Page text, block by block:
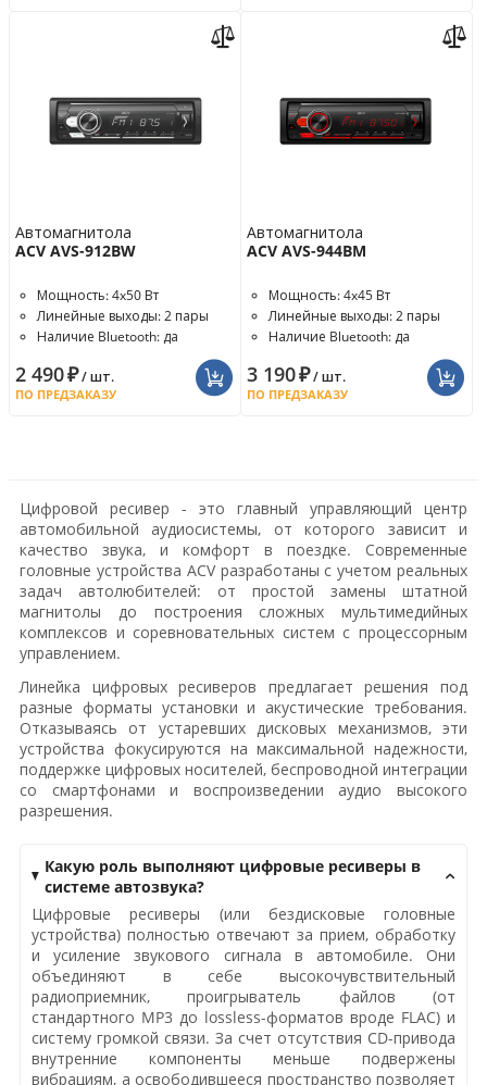
Автомагнитола
ACV AVS-912BW
Мощность: 4x50 Вт
Линейные выходы: 2 пары
Наличие Bluetooth: да
2 490₽/ шт.
ПО ПРЕДЗАКАЗУ
Автомагнитола
ACV AVS-944BM
Мощность: 4x45 Вт
Линейные выходы: 2 пары
Наличие Bluetooth: да
3 190₽/ шт.
ПО ПРЕДЗАКАЗУ
Цифровой ресивер - это главный управляющий центр
автомобильной аудиосистемы, от которого зависит и
качество звука, и комфорт в поездке. Современные
головные устройства ACV разработаны с учетом реальных
задач автолюбителей: от простой замены штатной
магнитолы до построения сложных мультимедийных
комплексов и соревновательных систем с процессорным
управлением.
Линейка цифровых ресиверов предлагает решения под
разные форматы установки и акустические требования.
Отказываясь от устаревших дисковых механизмов, эти
устройства фокусируются на максимальной надежности,
поддержке цифровых носителей, беспроводной интеграции
со смартфонами и воспроизведении аудио высокого
разрешения.
Какую роль выполняют цифровые ресиверы в
системе автозвука?
Цифровые ресиверы (или бездисковые головные
устройства) полностью отвечают за прием, обработку
и усиление звукового сигнала в автомобиле. Они
объединяют в себе высокочувствительный
радиоприемник, проигрыватель файлов (от
стандартного MP3 до lossless-форматов вроде FLAC) и
систему громкой связи. За счет отсутствия CD-привода
внутренние компоненты меньше подвержены
вибрациям, а освободившееся пространство позволяет